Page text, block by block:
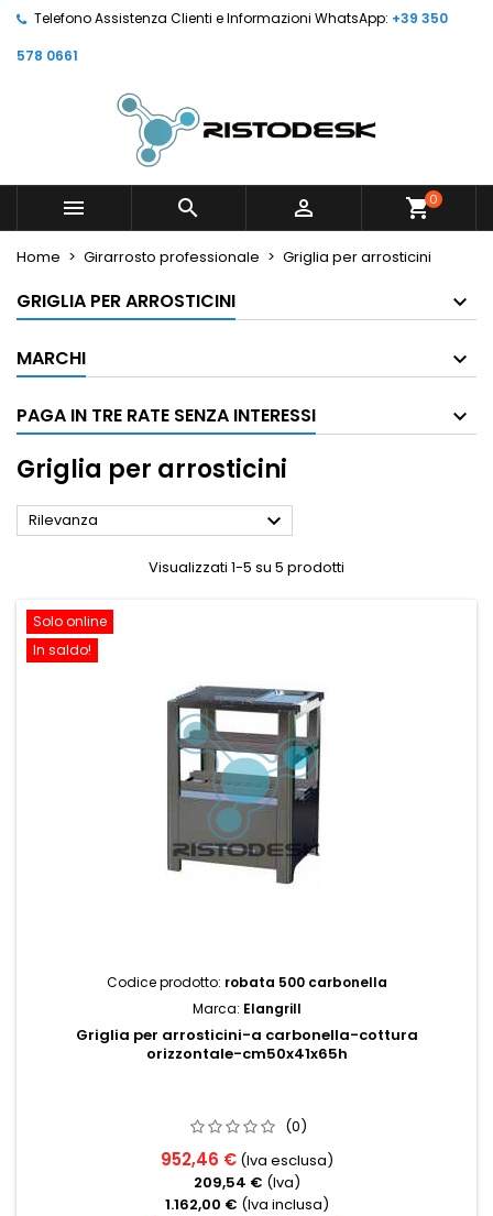
Telefono Assistenza Clienti e Informazioni WhatsApp: +39 350
578 0661
   shopping_cart0
Home Girarrosto professionale Griglia per arrosticini
GRIGLIA PER ARROSTICINI
MARCHI
PAGA IN TRE RATE SENZA INTERESSI
Griglia per arrosticini
Rilevanza 
Visualizzati 1-5 su 5 prodotti
Solo online
In saldo!
Codice prodotto: robata 500 carbonella
Marca: Elangrill
Griglia per arrosticini-a carbonella-cottura
orizzontale-cm50x41x65h
(0)
952,46 € (Iva esclusa)
209,54 € (Iva)
1.162,00 € (Iva inclusa)